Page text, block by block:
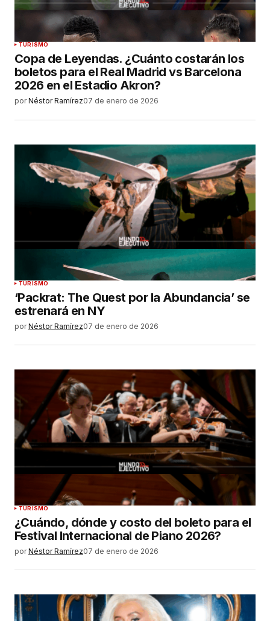
TURISMO
Copa de Leyendas. ¿Cuánto costarán los
boletos para el Real Madrid vs Barcelona
2026 en el Estadio Akron?
por Néstor Ramírez07 de enero de 2026
TURISMO
‘Packrat: The Quest por la Abundancia’ se
estrenará en NY
por Néstor Ramírez07 de enero de 2026
TURISMO
¿Cuándo, dónde y costo del boleto para el
Festival Internacional de Piano 2026?
por Néstor Ramírez07 de enero de 2026